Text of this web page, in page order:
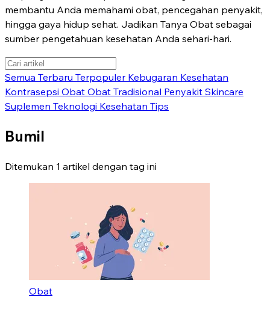
membantu Anda memahami obat, pencegahan penyakit,
hingga gaya hidup sehat. Jadikan Tanya Obat sebagai
sumber pengetahuan kesehatan Anda sehari-hari.
Semua Terbaru Terpopuler Kebugaran Kesehatan
Kontrasepsi Obat Obat Tradisional Penyakit Skincare
Suplemen Teknologi Kesehatan Tips
Bumil
Ditemukan 1 artikel dengan tag ini
Obat